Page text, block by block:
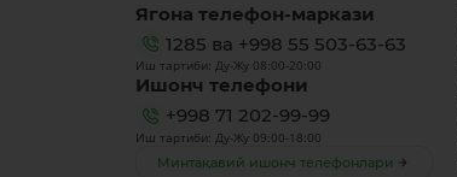
Ягона телефон-маркази
1285 ва +998 55 503-63-63
Иш тартиби: Ду-Жу 08:00-20:00
Ишонч телефони
+998 71 202-99-99
Иш тартиби: Ду-Жу 09:00-18:00
Минтақавий ишонч телефонлари